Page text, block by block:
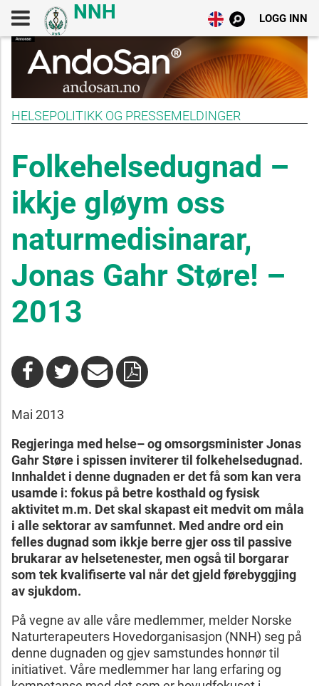
LOGG INN
HELSEPOLITIKK OG PRESSEMELDINGER
Folkehelsedugnad –
ikkje gløym oss
naturmedisinarar,
Jonas Gahr Støre! –
2013
Mai 2013
Regjeringa med helse– og omsorgsminister Jonas
Gahr Støre i spissen inviterer til folkehelsedugnad.
Innhaldet i denne dugnaden er det få som kan vera
usamde i: fokus på betre kosthald og fysisk
aktivitet m.m. Det skal skapast eit medvit om måla
i alle sektorar av samfunnet. Med andre ord ein
felles dugnad som ikkje berre gjer oss til passive
brukarar av helsetenester, men også til borgarar
som tek kvalifiserte val når det gjeld førebyggjing
av sjukdom.
På vegne av alle våre medlemmer, melder Norske
Naturterapeuters Hovedorganisasjon (NNH) seg på
denne dugnaden og gjev samstundes honnør til
initiativet. Våre medlemmer har lang erfaring og